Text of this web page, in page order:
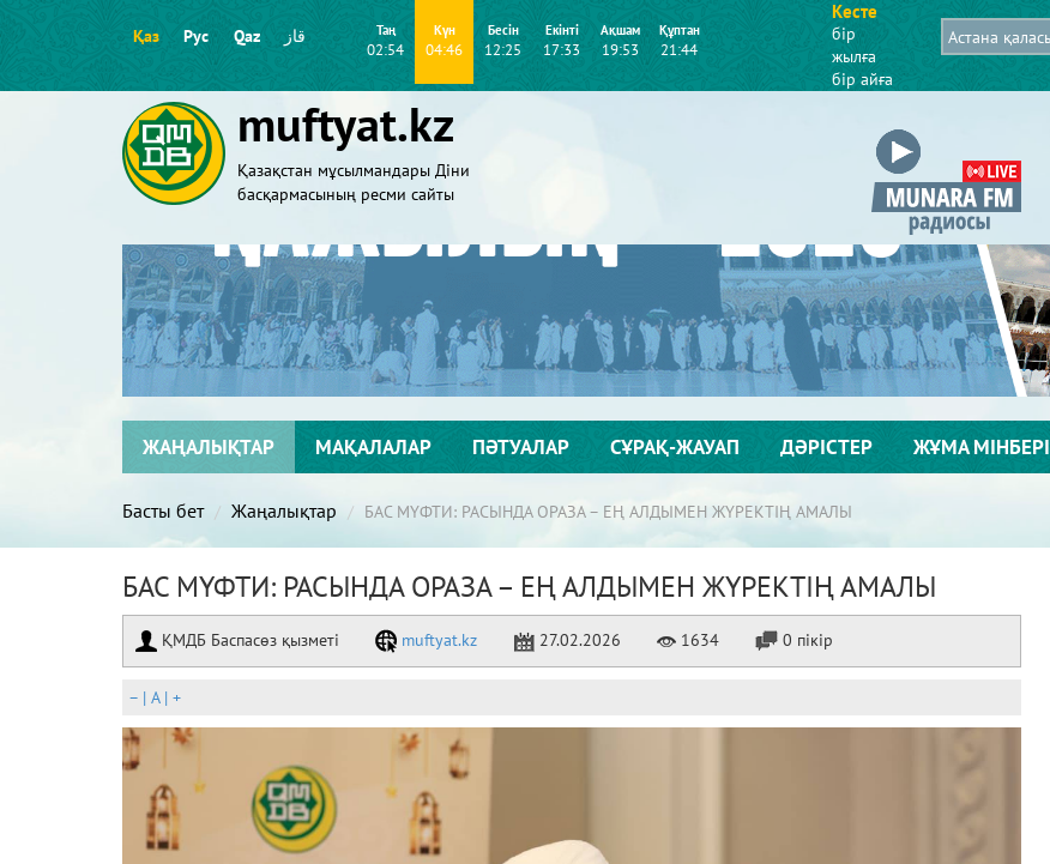
Қаз Рус Qaz قاز Таң
02:54
Күн
04:46
Бесін
12:25
Екінті
17:33
Ақшам
19:53
Құптан
21:44
Кесте
бір
жылға
бір айға
muftyat.kz
Қазақстан мұсылмандары Діни
басқармасының ресми сайты
ЖАҢАЛЫҚТАР МАҚАЛАЛАР ПӘТУАЛАР СҰРАҚ-ЖАУАП ДӘРІСТЕР ЖҰМА МІНБЕРІ
Басты бет Жаңалықтар БАС МҮФТИ: РАСЫНДА ОРАЗА – ЕҢ АЛДЫМЕН ЖҮРЕКТІҢ АМАЛЫ
БАС МҮФТИ: РАСЫНДА ОРАЗА – ЕҢ АЛДЫМЕН ЖҮРЕКТІҢ АМАЛЫ
ҚМДБ Баспасөз қызметі muftyat.kz 27.02.2026 1634 0 пікір
– | A| +